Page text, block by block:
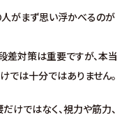
人がまず思い浮かべるのが
差対策は重要ですが、本当
では十分ではありません。
けではなく、視力や筋力、